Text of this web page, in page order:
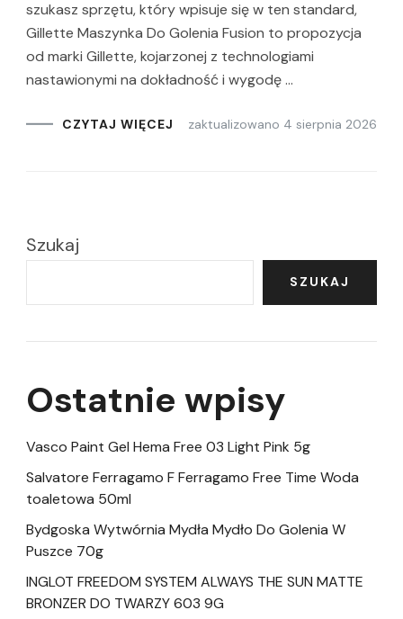
szukasz sprzętu, który wpisuje się w ten standard,
Gillette Maszynka Do Golenia Fusion to propozycja
od marki Gillette, kojarzonej z technologiami
nastawionymi na dokładność i wygodę …
CZYTAJ WIĘCEJ zaktualizowano 4 sierpnia 2026
Szukaj
SZUKAJ
Ostatnie wpisy
Vasco Paint Gel Hema Free 03 Light Pink 5g
Salvatore Ferragamo F Ferragamo Free Time Woda
toaletowa 50ml
Bydgoska Wytwórnia Mydła Mydło Do Golenia W
Puszce 70g
INGLOT FREEDOM SYSTEM ALWAYS THE SUN MATTE
BRONZER DO TWARZY 603 9G